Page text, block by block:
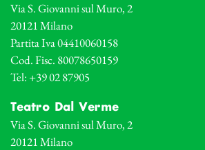
Via S. Giovanni sul Muro, 2
20121 Milano
Partita Iva 04410060158
Cod. Fisc. 80078650159
Tel: +39 02 87905
Teatro Dal Verme
Via S. Giovanni sul Muro, 2
20121 Milano